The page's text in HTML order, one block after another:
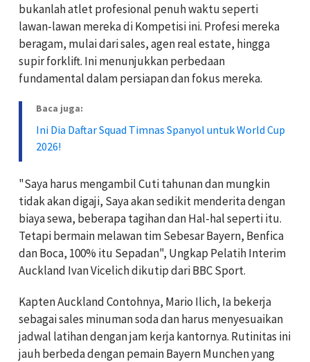
bukanlah atlet profesional penuh waktu seperti
lawan-lawan mereka di Kompetisi ini. Profesi mereka
beragam, mulai dari sales, agen real estate, hingga
supir forklift. Ini menunjukkan perbedaan
fundamental dalam persiapan dan fokus mereka.
Baca juga:
Ini Dia Daftar Squad Timnas Spanyol untuk World Cup
2026!
"Saya harus mengambil Cuti tahunan dan mungkin
tidak akan digaji, Saya akan sedikit menderita dengan
biaya sewa, beberapa tagihan dan Hal-hal seperti itu.
Tetapi bermain melawan tim Sebesar Bayern, Benfica
dan Boca, 100% itu Sepadan", Ungkap Pelatih Interim
Auckland Ivan Vicelich dikutip dari BBC Sport.
Kapten Auckland Contohnya, Mario Ilich, Ia bekerja
sebagai sales minuman soda dan harus menyesuaikan
jadwal latihan dengan jam kerja kantornya. Rutinitas ini
jauh berbeda dengan pemain Bayern Munchen yang